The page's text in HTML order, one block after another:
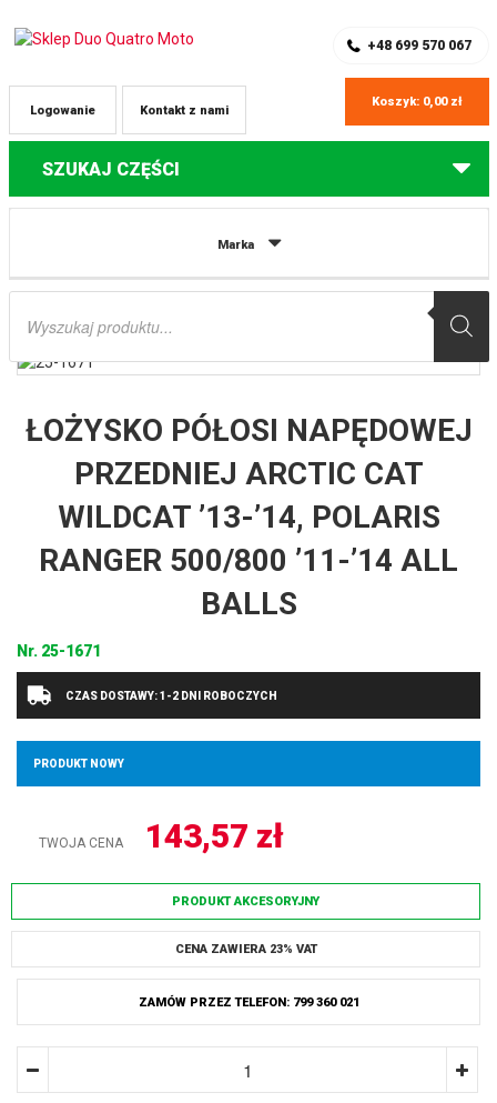
+48 699 570 067
Kontakt z nami
Logowanie
Koszyk: 0,00 zł
SZUKAJ CZĘŚCI
Marka
Wyszukiwarka
Części do quadów Arctic Cat
500/800 ’11-’14 ALL BALLS
ŁOŻYSKO PÓŁOSI NAPĘDOWEJ
PRZEDNIEJ ARCTIC CAT
WILDCAT ’13-’14, POLARIS
RANGER 500/800 ’11-’14 ALL
BALLS
Nr. 25-1671
CZAS DOSTAWY: 1-2 DNI ROBOCZYCH
PRODUKT NOWY
TWOJA CENA 143,57 zł
PRODUKT AKCESORYJNY
CENA ZAWIERA 23% VAT
ZAMÓW PRZEZ TELEFON: 799 360 021